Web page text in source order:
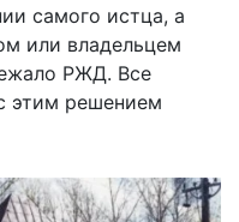
самого истца, а
или владельцем
РЖД. Все
этим решением